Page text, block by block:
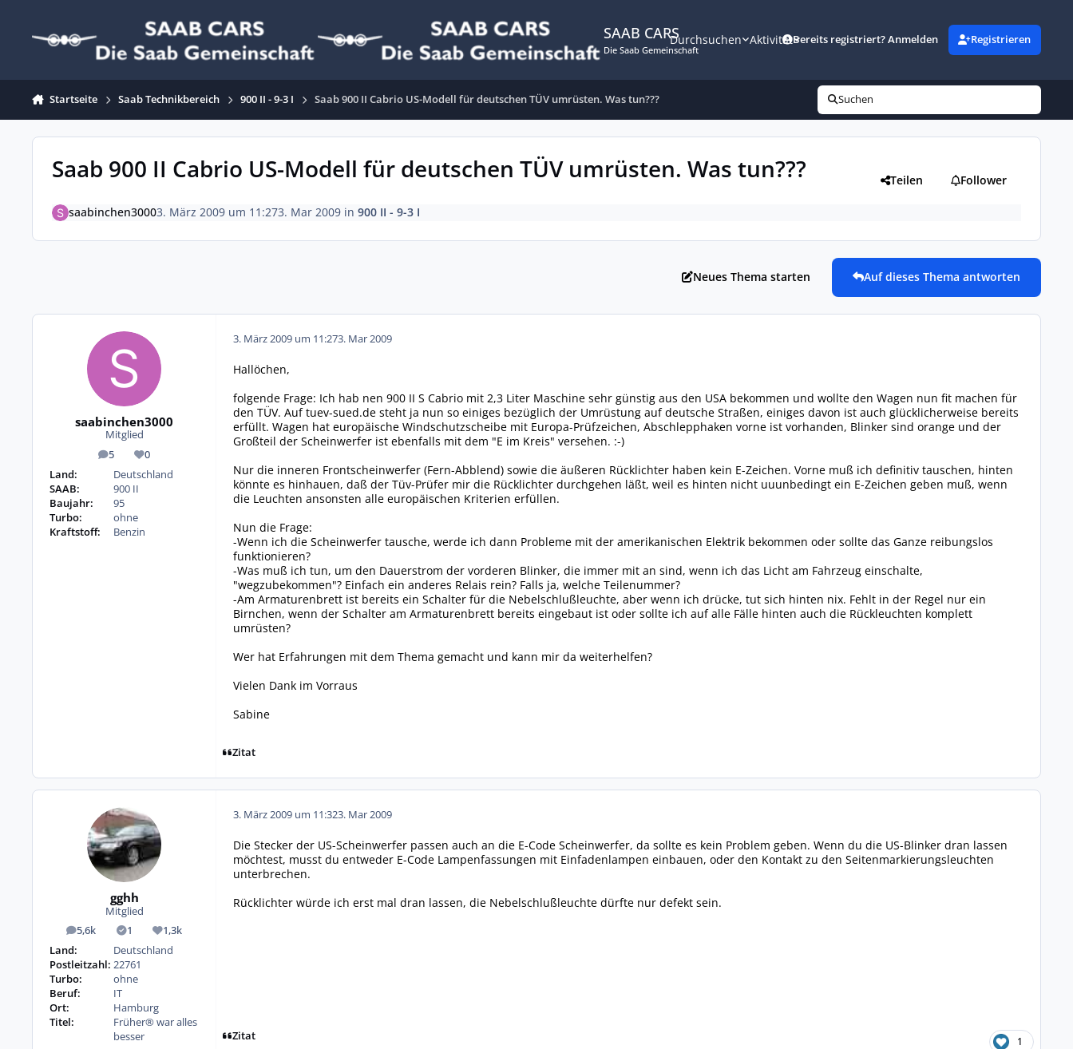
SAAB CARS
Die Saab Gemeinschaft
Durchsuchen AktivitätBereits registriert? Anmelden Registrieren
Startseite Saab Technikbereich 900 II - 9-3 I Saab 900 II Cabrio US-Modell für deutschen TÜV umrüsten. Was tun??? Suchen
Saab 900 II Cabrio US-Modell für deutschen TÜV umrüsten. Was tun??? Teilen Follower
saabinchen30003. März 2009 um 11:273. Mar 2009in 900 II - 9-3 I
Neues Thema starten Auf dieses Thema antworten
saabinchen3000
Mitglied
5
Beiträge0
Reputation
Land:
Deutschland
SAAB:
900 II
Baujahr:
95
Turbo:
ohne
Kraftstoff:
Benzin
3. März 2009 um 11:273. Mar 2009
Hallöchen,
folgende Frage: Ich hab nen 900 II S Cabrio mit 2,3 Liter Maschine sehr günstig aus den USA bekommen und wollte den Wagen nun fit machen für
den TÜV. Auf tuev-sued.de steht ja nun so einiges bezüglich der Umrüstung auf deutsche Straßen, einiges davon ist auch glücklicherweise bereits
erfüllt. Wagen hat europäische Windschutzscheibe mit Europa-Prüfzeichen, Abschlepphaken vorne ist vorhanden, Blinker sind orange und der
Großteil der Scheinwerfer ist ebenfalls mit dem "E im Kreis" versehen. :-)
Nur die inneren Frontscheinwerfer (Fern-Abblend) sowie die äußeren Rücklichter haben kein E-Zeichen. Vorne muß ich definitiv tauschen, hinten
könnte es hinhauen, daß der Tüv-Prüfer mir die Rücklichter durchgehen läßt, weil es hinten nicht uuunbedingt ein E-Zeichen geben muß, wenn
die Leuchten ansonsten alle europäischen Kriterien erfüllen.
Nun die Frage:
-Wenn ich die Scheinwerfer tausche, werde ich dann Probleme mit der amerikanischen Elektrik bekommen oder sollte das Ganze reibungslos
funktionieren?
-Was muß ich tun, um den Dauerstrom der vorderen Blinker, die immer mit an sind, wenn ich das Licht am Fahrzeug einschalte,
"wegzubekommen"? Einfach ein anderes Relais rein? Falls ja, welche Teilenummer?
-Am Armaturenbrett ist bereits ein Schalter für die Nebelschlußleuchte, aber wenn ich drücke, tut sich hinten nix. Fehlt in der Regel nur ein
Birnchen, wenn der Schalter am Armaturenbrett bereits eingebaut ist oder sollte ich auf alle Fälle hinten auch die Rückleuchten komplett
umrüsten?
Wer hat Erfahrungen mit dem Thema gemacht und kann mir da weiterhelfen?
Vielen Dank im Vorraus
Sabine
Zitat
gghh
Mitglied
5,6k
Beiträge 1
Lösungen1,3k
Reputation
Land:
Deutschland
Postleitzahl: 22761
Turbo:
ohne
Beruf:
IT
Ort:
Hamburg
Titel:
Früher® war alles
besser
3. März 2009 um 11:323. Mar 2009
Die Stecker der US-Scheinwerfer passen auch an die E-Code Scheinwerfer, da sollte es kein Problem geben. Wenn du die US-Blinker dran lassen
möchtest, musst du entweder E-Code Lampenfassungen mit Einfadenlampen einbauen, oder den Kontakt zu den Seitenmarkierungsleuchten
unterbrechen.
Rücklichter würde ich erst mal dran lassen, die Nebelschlußleuchte dürfte nur defekt sein.
Zitat 1